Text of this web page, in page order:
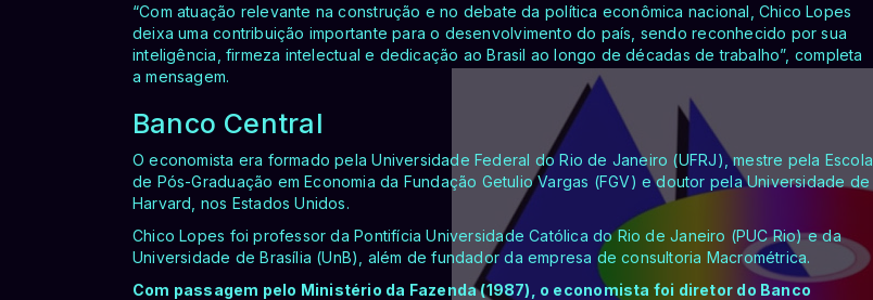
“Com atuação relevante na construção e no debate da política econômica nacional, Chico Lopes
deixa uma contribuição importante para o desenvolvimento do país, sendo reconhecido por sua
inteligência, firmeza intelectual e dedicação ao Brasil ao longo de décadas de trabalho”, completa
a mensagem.
Banco Central
O economista era formado pela Universidade Federal do Rio de Janeiro (UFRJ), mestre pela Escola
de Pós-Graduação em Economia da Fundação Getulio Vargas (FGV) e doutor pela Universidade de
Harvard, nos Estados Unidos.
Chico Lopes foi professor da Pontifícia Universidade Católica do Rio de Janeiro (PUC Rio) e da
Universidade de Brasília (UnB), além de fundador da empresa de consultoria Macrométrica.
Com passagem pelo Ministério da Fazenda (1987), o economista foi diretor do Banco